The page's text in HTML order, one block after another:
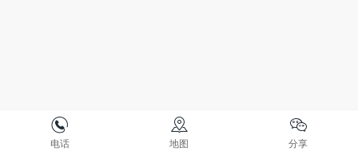
电话 地图 分享